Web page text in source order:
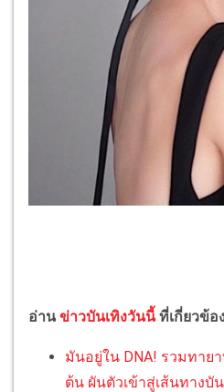
อ่านข่าวบันเทิงวันนี้ ที่เกี่ยวข้อ
มันอยู่ใน DNA! รวมทาย
ต้น ผันตัวเข้าสู่เส้นทางบัน